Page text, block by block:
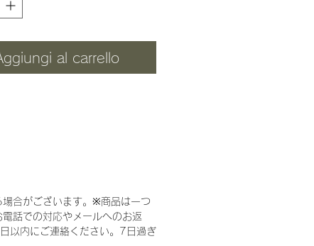
れ2色から、お選び頂けま
ミオーダー3カラー DOG /
幅 590・奥行 400・
al carrello
合がございます。※商品は一つ
話での対応やメールへのお返
以内にご連絡ください。7日過ぎ